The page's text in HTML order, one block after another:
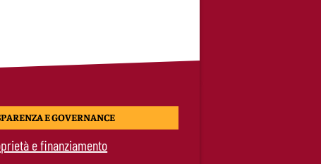
E GOVERNANCE
e finanziamento